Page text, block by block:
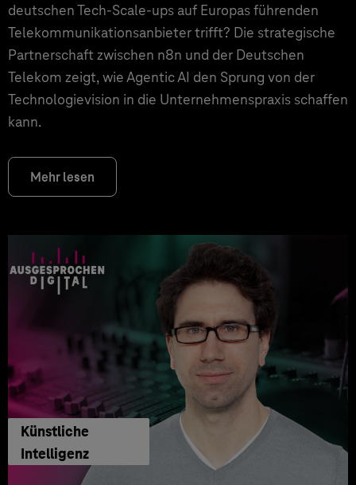
deutschen Tech-Scale-ups auf Europas führenden
Telekommunikationsanbieter trifft? Die strategische
Partnerschaft zwischen n8n und der Deutschen
Telekom zeigt, wie Agentic AI den Sprung von der
Technologievision in die Unternehmenspraxis schaffen
kann.
Mehr lesen
Künstliche
Intelligenz